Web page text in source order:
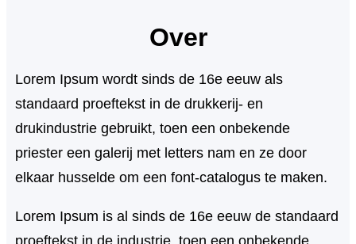
e
n
Over
Lorem Ipsum wordt sinds de 16e eeuw als
standaard proeftekst in de drukkerij- en
drukindustrie gebruikt, toen een onbekende
priester een galerij met letters nam en ze door
elkaar husselde om een font-catalogus te maken.
Lorem Ipsum is al sinds de 16e eeuw de standaard
proeftekst in de industrie, toen een onbekende